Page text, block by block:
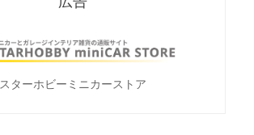
スターホビーミニカーストア